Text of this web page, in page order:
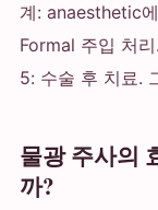
계: anaesthetic
Formal 주입 처
5: 수술 후 치료.
물광 주사의
까?